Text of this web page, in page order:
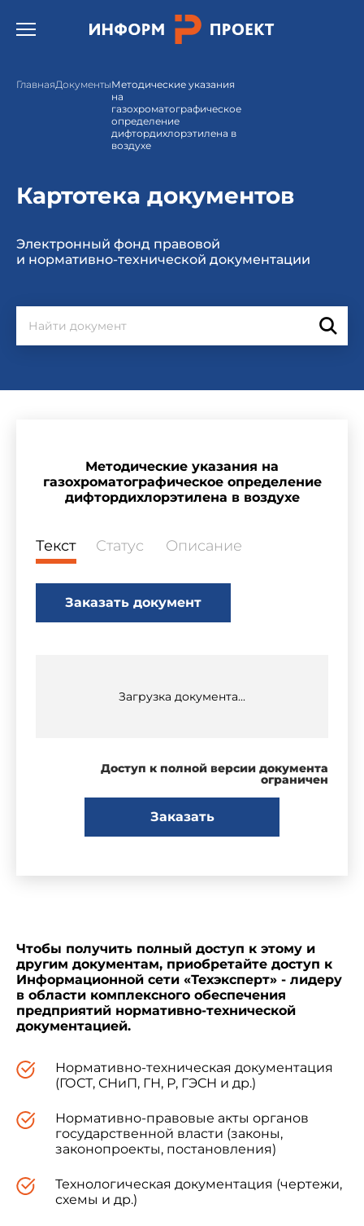
Открыть бургер меню.
ГлавнаяДокументыМетодические указания
на
газохроматографическое
определение
дифтордихлорэтилена в
воздухе
Картотека документов
Электронный фонд правовой
и нормативно-технической документации
Методические указания на
газохроматографическое определение
дифтордихлорэтилена в воздухе
Текст Статус Описание
Заказать документ
Загрузка документа...
Доступ к полной версии документа
ограничен
Заказать
Чтобы получить полный доступ к этому и
другим документам, приобретайте доступ к
Информационной сети «Техэксперт» - лидеру
в области комплексного обеспечения
предприятий нормативно-технической
документацией.
Нормативно-техническая документация
(ГОСТ, СНиП, ГН, Р, ГЭСН и др.)
Нормативно-правовые акты органов
государственной власти (законы,
законопроекты, постановления)
Технологическая документация (чертежи,
схемы и др.)